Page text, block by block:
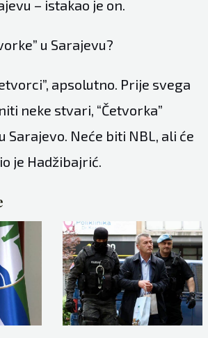
– istakao je on.
u Sarajevu?
apsolutno. Prije svega
neke stvari, “Četvorka”
Sarajevo. Neće biti NBL, ali će
je Hadžibajrić.